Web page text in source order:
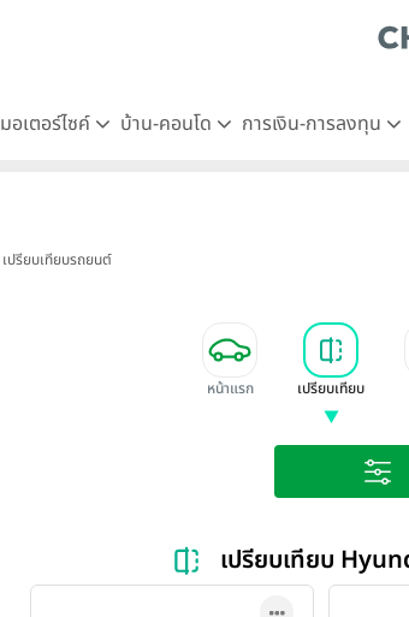
มอเตอร์ไซค์ บ้าน-คอนโด การเงิน-การลงทุน
เปรียบเทียบรถยนต์
หน้าแรก เปรียบเทียบ
เปรียบเทียบ